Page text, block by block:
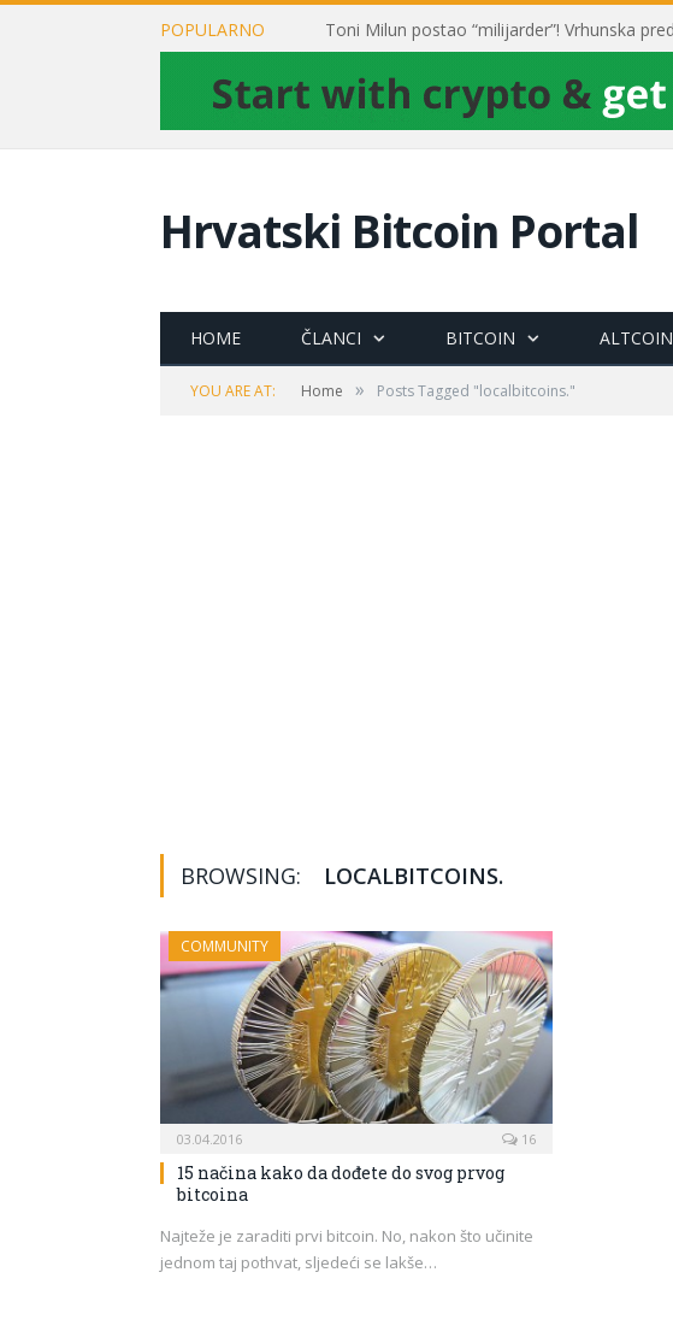
POPULARNO
Hrvatski Bitcoin Portal
HOME ČLANCI BITCOIN ALTCOIN
YOU ARE AT: Home » Posts Tagged "localbitcoins."
BROWSING: LOCALBITCOINS.
COMMUNITY
03.04.2016 16
15 načina kako da dođete do svog prvog
bitcoina
Najteže je zaraditi prvi bitcoin. No, nakon što učinite
jednom taj pothvat, sljedeći se lakše…